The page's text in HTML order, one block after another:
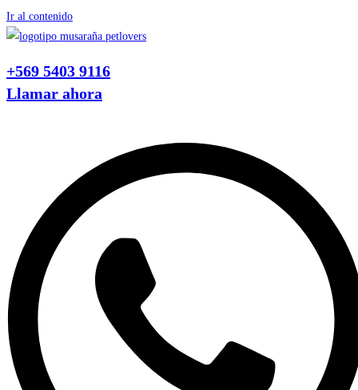
Ir al contenido
+569 5403 9116
Llamar ahora